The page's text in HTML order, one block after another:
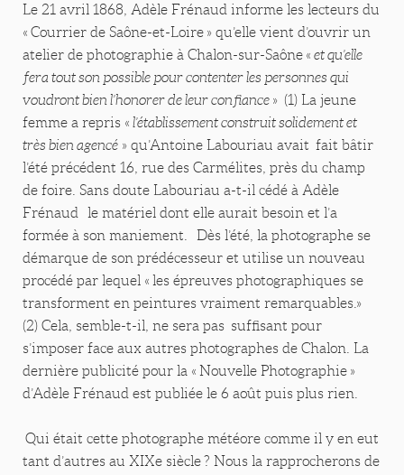
Le 21 avril 1868, Adèle Frénaud informe les lecteurs du
« Courrier de Saône-et-Loire » qu’elle vient d’ouvrir un
atelier de photographie à Chalon-sur-Saône « et qu’elle
fera tout son possible pour contenter les personnes qui
voudront bien l’honorer de leur confiance » (1) La jeune
femme a repris « l’établissement construit solidement et
très bien agencé » qu’Antoine Labouriau avait fait bâtir
l’été précédent 16, rue des Carmélites, près du champ
de foire. Sans doute Labouriau a-t-il cédé à Adèle
Frénaud le matériel dont elle aurait besoin et l’a
formée à son maniement. Dès l’été, la photographe se
démarque de son prédécesseur et utilise un nouveau
procédé par lequel « les épreuves photographiques se
transforment en peintures vraiment remarquables.»
(2) Cela, semble-t-il, ne sera pas suffisant pour
s’imposer face aux autres photographes de Chalon. La
dernière publicité pour la « Nouvelle Photographie »
d’Adèle Frénaud est publiée le 6 août puis plus rien.
Qui était cette photographe météore comme il y en eut
tant d’autres au XIXe siècle ? Nous la rapprocherons de